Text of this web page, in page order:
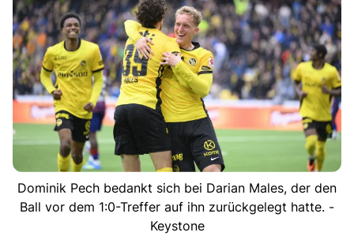
Dominik Pech bedankt sich bei Darian Males, der den
Ball vor dem 1:0-Treffer auf ihn zurückgelegt hatte. -
Keystone